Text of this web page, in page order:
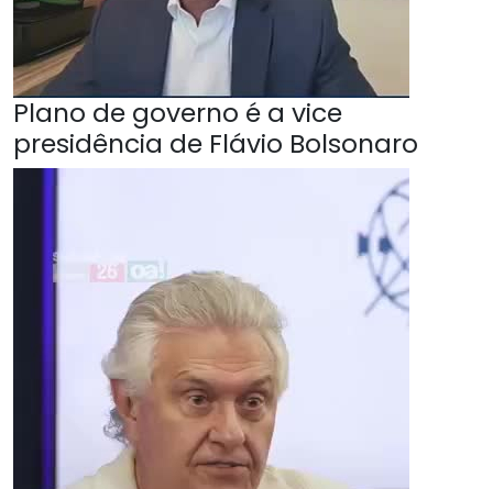
Plano de governo é a vice
presidência de Flávio Bolsonaro